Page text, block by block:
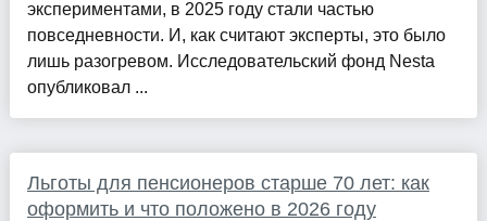
экспериментами, в 2025 году стали частью
повседневности. И, как считают эксперты, это было
лишь разогревом. Исследовательский фонд Nesta
опубликовал ...
Льготы для пенсионеров старше 70 лет: как
оформить и что положено в 2026 году